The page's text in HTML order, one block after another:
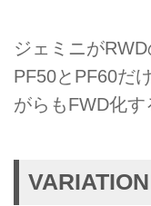
ジェミニが
PF50とPF60だ
がらもFWD化す
VARIATION